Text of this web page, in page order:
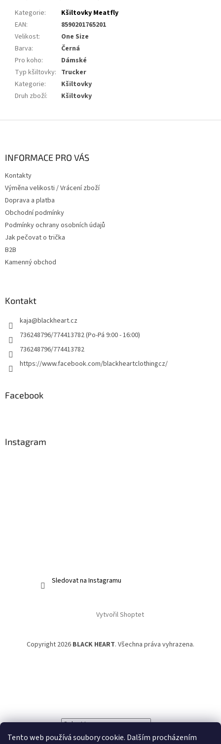
Tento web používá soubory cookie. Dalším procházením
Kategorie:
Kšiltovky Meatfly
EAN:
8590201765201
Velikost:
One Size
Barva:
Černá
Pro koho:
Dámské
Typ kšiltovky: Trucker
Kategorie:
Kšiltovky
Druh zboží: Kšiltovky
INFORMACE PRO VÁS
Kontakty
Výměna velikosti / Vrácení zboží
Doprava a platba
Obchodní podmínky
Podmínky ochrany osobních údajů
Jak pečovat o trička
B2B
Kamenný obchod
Kontakt
kaja@blackheart.cz
736248796/774413782 (Po-Pá 9:00 - 16:00)
736248796/774413782
https://www.facebook.com/blackheartclothingcz/
Facebook
Instagram
Sledovat na Instagramu
Vytvořil Shoptet
Copyright 2026 BLACK HEART. Všechna práva vyhrazena.
Powered by Translate